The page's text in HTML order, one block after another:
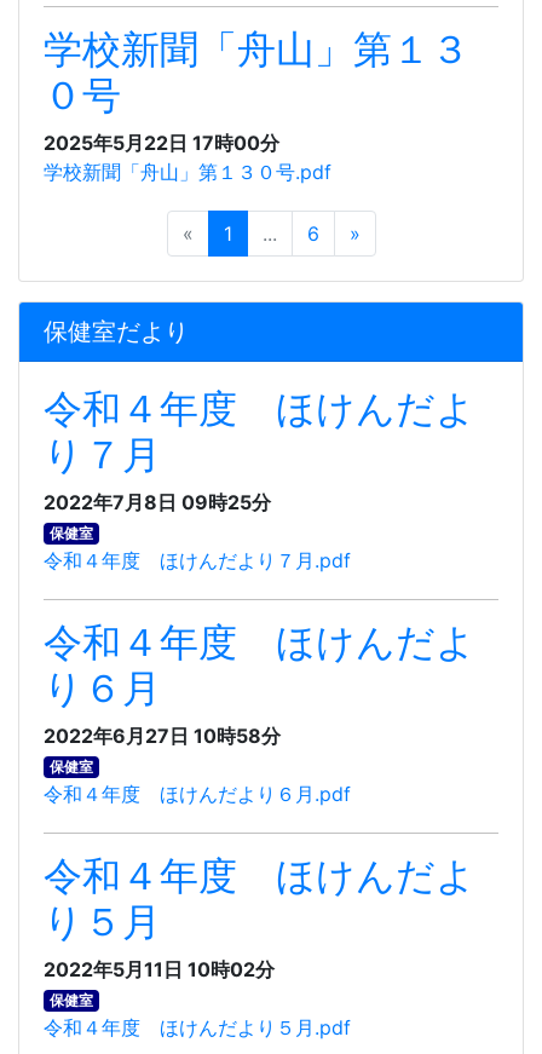
学校新聞「舟山」第１３
０号
2025年5月22日 17時00分
学校新聞「舟山」第１３０号.pdf
« 1 ... 6 »
保健室だより
令和４年度 ほけんだよ
り７月
2022年7月8日 09時25分
保健室
令和４年度 ほけんだより７月.pdf
令和４年度 ほけんだよ
り６月
2022年6月27日 10時58分
保健室
令和４年度 ほけんだより６月.pdf
令和４年度 ほけんだよ
り５月
2022年5月11日 10時02分
保健室
令和４年度 ほけんだより５月.pdf